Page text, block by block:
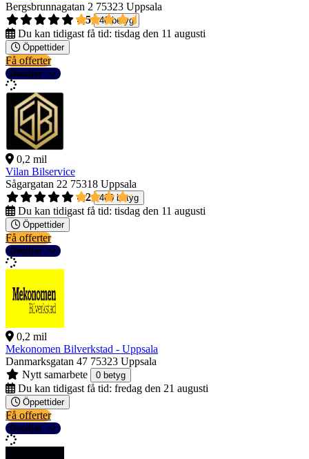
Bergsbrunnagatan 2 75323 Uppsala
4,5
40 betyg
Du kan tidigast få tid: tisdag den 11 augusti
Öppettider
Få offerter
Detaljer
0,2 mil
Vilan Bilservice
Sågargatan 22 75318 Uppsala
4,2
460 betyg
Du kan tidigast få tid: tisdag den 11 augusti
Öppettider
Få offerter
Detaljer
0,2 mil
Mekonomen Bilverkstad - Uppsala
Danmarksgatan 47 75323 Uppsala
Nytt samarbete
0 betyg
Du kan tidigast få tid: fredag den 21 augusti
Öppettider
Få offerter
Detaljer